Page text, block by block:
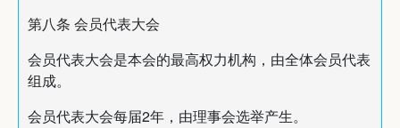
第八条 会员代表大会
会员代表大会是本会的最高权力机构，由全体会员代表
组成。
会员代表大会每届2年，由理事会选举产生。